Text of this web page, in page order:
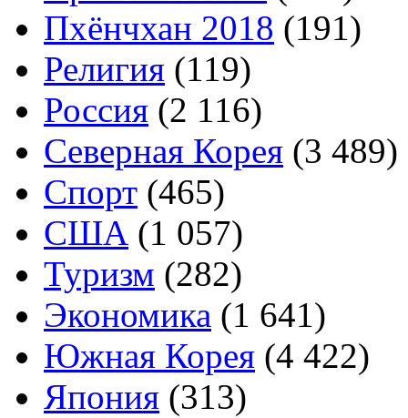
Пхёнчхан 2018 (191)
Религия (119)
Россия (2 116)
Северная Корея (3 489)
Спорт (465)
США (1 057)
Туризм (282)
Экономика (1 641)
Южная Корея (4 422)
Япония (313)